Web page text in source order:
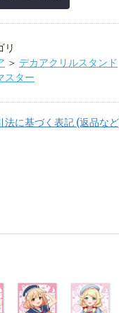
リ
＞ デカアクリルスタンド
スター
法に基づく表記 (返品な